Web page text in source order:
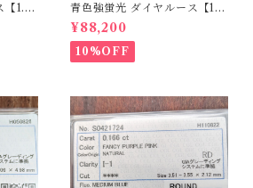
【1.5
青色強蛍光 ダイヤルース【1.5
00ct】PRO208926
¥88,200
10%OFF